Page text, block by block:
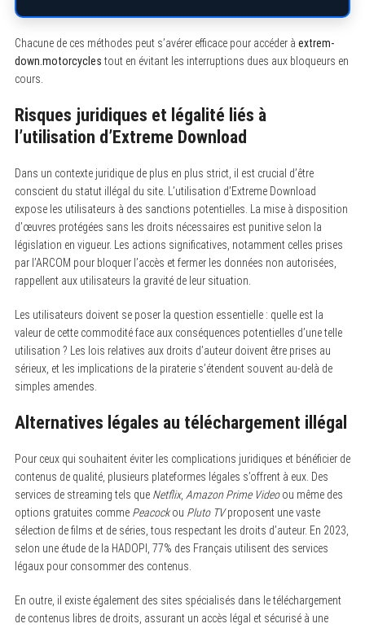
Chacune de ces méthodes peut s’avérer efficace pour accéder à extrem-
down.motorcycles tout en évitant les interruptions dues aux bloqueurs en
cours.
Risques juridiques et légalité liés à
l’utilisation d’Extreme Download
Dans un contexte juridique de plus en plus strict, il est crucial d’être
conscient du statut illégal du site. L’utilisation d’Extreme Download
expose les utilisateurs à des sanctions potentielles. La mise à disposition
d’œuvres protégées sans les droits nécessaires est punitive selon la
législation en vigueur. Les actions significatives, notamment celles prises
par l’ARCOM pour bloquer l’accès et fermer les données non autorisées,
rappellent aux utilisateurs la gravité de leur situation.
Les utilisateurs doivent se poser la question essentielle : quelle est la
valeur de cette commodité face aux conséquences potentielles d’une telle
utilisation ? Les lois relatives aux droits d’auteur doivent être prises au
sérieux, et les implications de la piraterie s’étendent souvent au-delà de
simples amendes.
Alternatives légales au téléchargement illégal
Pour ceux qui souhaitent éviter les complications juridiques et bénéficier de
contenus de qualité, plusieurs plateformes légales s’offrent à eux. Des
services de streaming tels que Netflix, Amazon Prime Videoou même des
options gratuites comme Peacockou Pluto TVproposent une vaste
sélection de films et de séries, tous respectant les droits d’auteur. En 2023,
selon une étude de la HADOPI, 77% des Français utilisent des services
légaux pour consommer des contenus.
En outre, il existe également des sites spécialisés dans le téléchargement
de contenus libres de droits, assurant un accès légal et sécurisé à une